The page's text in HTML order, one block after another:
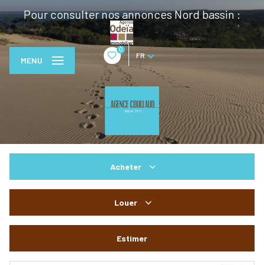
Pour consulter nos annonces Nord bassin :
0
FR
MENU
Acheter
Louer
Estimer